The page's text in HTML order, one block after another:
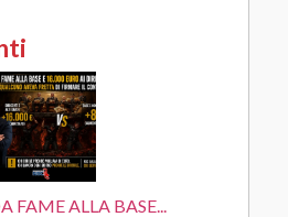
ALLA BASE...